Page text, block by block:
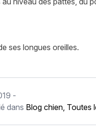
ses longues oreilles.
-
dans Blog chien Toutes